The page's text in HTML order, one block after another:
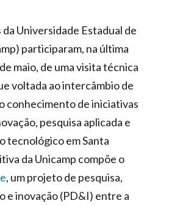
Universidade Estadual de
participaram, na última
maio, de uma visita técnica
voltada ao intercâmbio de
conhecimento de iniciativas
pesquisa aplicada e
tecnológico em Santa
da Unicamp compõe o
, um projeto de pesquisa,
e inovação (PD&I) entre a